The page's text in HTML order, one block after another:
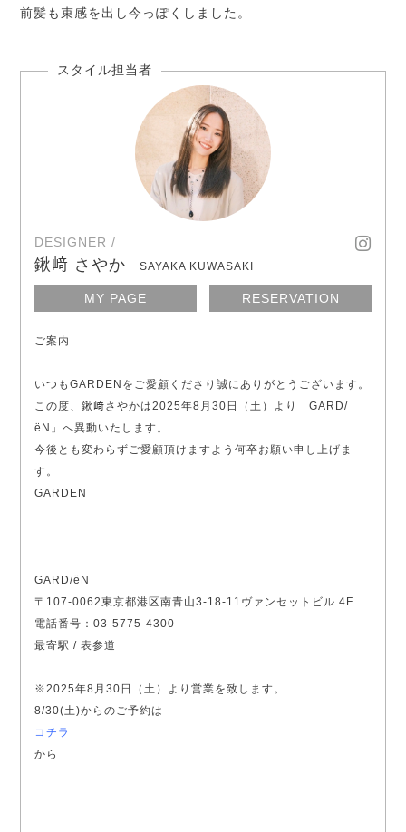
前髪も束感を出し今っぽくしました。
DESIGNER /
鍬﨑 さやか SAYAKA KUWASAKI
MY PAGE RESERVATION
ご案内
いつもGARDENをご愛顧くださり誠にありがとうございます。
この度、鍬﨑さやかは2025年8月30日（土）より「GARD/
ëN」へ異動いたします。
今後とも変わらずご愛顧頂けますよう何卒お願い申し上げま
す。
GARDEN
GARD/ëN
〒107-0062東京都港区南青山3-18-11ヴァンセットビル 4F
電話番号：03-5775-4300
最寄駅 / 表参道
※2025年8月30日（土）より営業を致します。
8/30(土)からのご予約は
コチラ
から